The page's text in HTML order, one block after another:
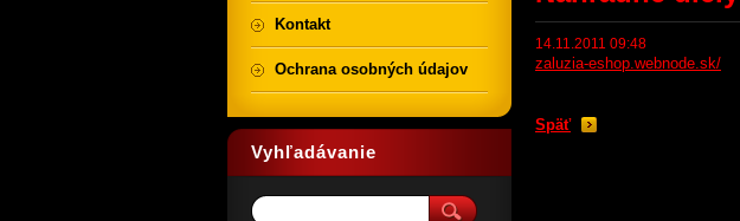
14.11.2011 09:48
zaluzia-eshop.webnode.sk/
Späť
Kontakt
Ochrana osobných údajov
Vyhľadávanie